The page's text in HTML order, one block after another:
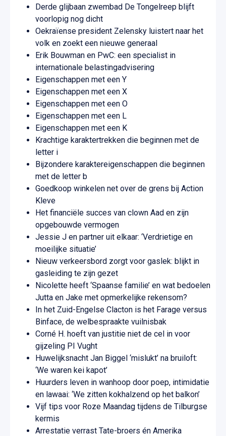
Derde glijbaan zwembad De Tongelreep blijft
voorlopig nog dicht
Oekraïense president Zelensky luistert naar het
volk en zoekt een nieuwe generaal
Erik Bouwman en PwC: een specialist in
internationale belastingadvisering
Eigenschappen met een Y
Eigenschappen met een X
Eigenschappen met een O
Eigenschappen met een L
Eigenschappen met een K
Krachtige karaktertrekken die beginnen met de
letter i
Bijzondere karaktereigenschappen die beginnen
met de letter b
Goedkoop winkelen net over de grens bij Action
Kleve
Het financiële succes van clown Aad en zijn
opgebouwde vermogen
Jessie J en partner uit elkaar: ‘Verdrietige en
moeilijke situatie’
Nieuw verkeersbord zorgt voor gaslek: blijkt in
gasleiding te zijn gezet
Nicolette heeft ‘Spaanse familie’ en wat bedoelen
Jutta en Jake met opmerkelijke rekensom?
In het Zuid-Engelse Clacton is het Farage versus
Binface, de welbespraakte vuilnisbak
Corné H. hoeft van justitie niet de cel in voor
gijzeling PI Vught
Huwelijksnacht Jan Biggel ‘mislukt’ na bruiloft:
‘We waren kei kapot’
Huurders leven in wanhoop door poep, intimidatie
en lawaai: ‘We zitten kokhalzend op het balkon’
Vijf tips voor Roze Maandag tijdens de Tilburgse
kermis
Arrestatie verrast Tate-broers én Amerika